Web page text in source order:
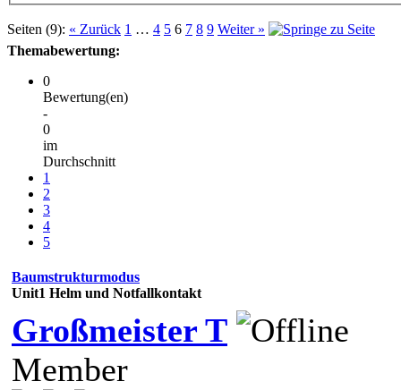
Seiten (9): « Zurück 1 … 4 5 6 7 8 9 Weiter »
Themabewertung:
0
Bewertung(en)
-
0
im
Durchschnitt
1
2
3
4
5
Baumstrukturmodus
Unit1 Helm und Notfallkontakt
Großmeister T
Member